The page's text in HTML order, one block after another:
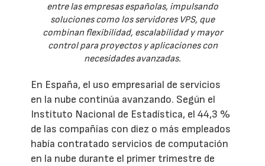
entre las empresas españolas, impulsando
soluciones como los servidores VPS, que
combinan flexibilidad, escalabilidad y mayor
control para proyectos y aplicaciones con
necesidades avanzadas.
En España, el uso empresarial de servicios
en la nube continúa avanzando. Según el
Instituto Nacional de Estadística, el 44,3 %
de las compañías con diez o más empleados
había contratado servicios de computación
en la nube durante el primer trimestre de